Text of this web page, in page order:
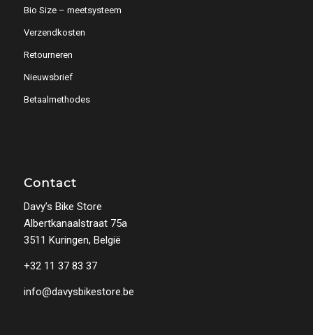
Bio Size – meetsysteem
Verzendkosten
Retourneren
Nieuwsbrief
Betaalmethodes
Contact
Davy’s Bike Store
Albertkanaalstraat 75a
3511 Kuringen, België
+32 11 37 83 37
info@davysbikestore.be